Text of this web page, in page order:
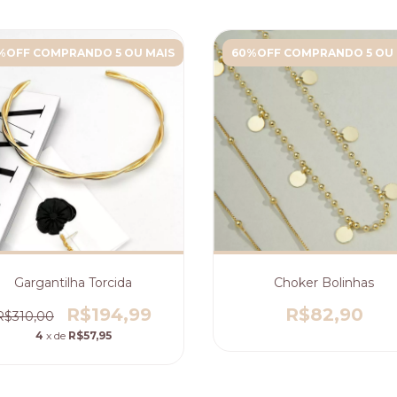
COMPRANDO 5 OU MAIS
Gargantilha Torcida
R$194,99
4 x de R$57,95
60%OFF COMPRANDO 5 OU
Choker Bolinhas
R$82,90